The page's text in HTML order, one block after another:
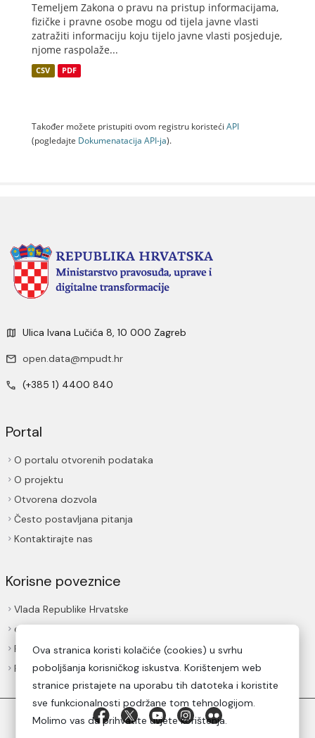
Temeljem Zakona o pravu na pristup informacijama,
fizičke i pravne osobe mogu od tijela javne vlasti
zatražiti informaciju koju tijelo javne vlasti posjeduje,
njome raspolaže...
CSV PDF
Također možete pristupiti ovom registru koristeći API
(pogledajte Dokumenаtаcijа API-jа).